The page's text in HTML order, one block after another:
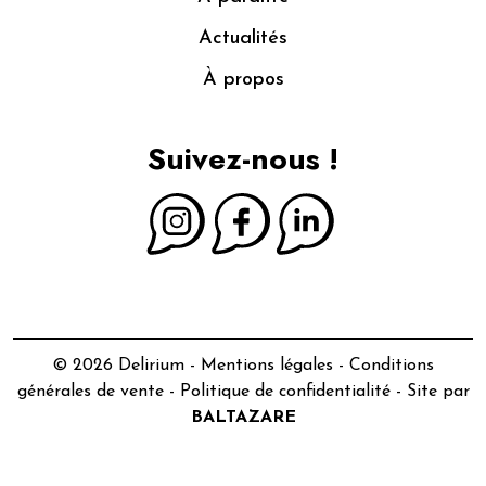
Actualités
À propos
Suivez-nous !
© 2026 Delirium - Mentions légales - Conditions
générales de vente- Politique de confidentialité- Site par
BALTAZARE